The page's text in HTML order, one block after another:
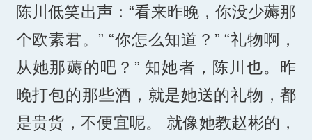
陈川低笑出声：“看来昨晚，你没少薅那
个欧素君。” “你怎么知道？” “礼物啊，
从她那薅的吧？” 知她者，陈川也。昨
晚打包的那些酒，就是她送的礼物，都
是贵货，不便宜呢。 就像她教赵彬的，